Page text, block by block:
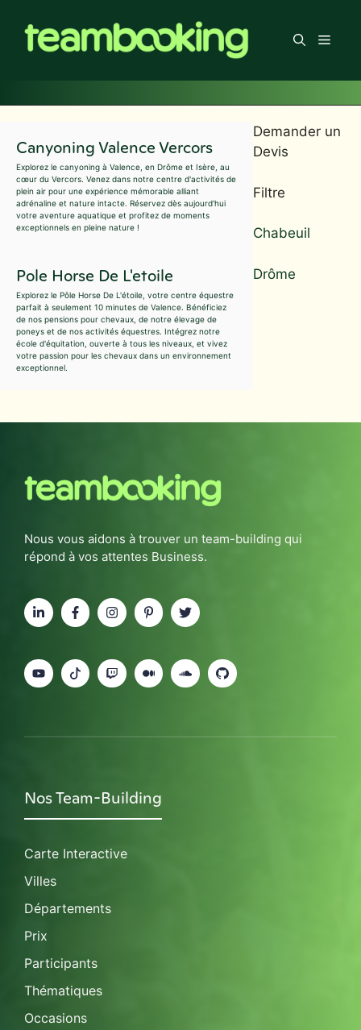
contenu
Menu
Canyoning Valence Vercors
Explorez le canyoning à Valence, en Drôme et Isère, au
cœur du Vercors. Venez dans notre centre d'activités de
plein air pour une expérience mémorable alliant
adrénaline et nature intacte. Réservez dès aujourd'hui
votre aventure aquatique et profitez de moments
exceptionnels en pleine nature !
Pole Horse De L'etoile
Explorez le Pôle Horse De L'étoile, votre centre équestre
parfait à seulement 10 minutes de Valence. Bénéficiez
de nos pensions pour chevaux, de notre élevage de
poneys et de nos activités équestres. Intégrez notre
école d'équitation, ouverte à tous les niveaux, et vivez
votre passion pour les chevaux dans un environnement
exceptionnel.
Demander un
Devis
Filtre
Chabeuil
Drôme
Nous vous aidons à trouver un team-building qui
répond à vos attentes Business.
Nos Team-Building
Carte Interactive
Villes
Départements
Prix
Participants
Thématiques
Occasions